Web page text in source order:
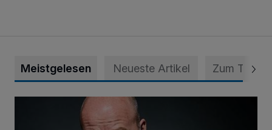
Meistgelesen Neueste Artikel Zum Thema
Literarischer Sommer mit Bestseller-Autor